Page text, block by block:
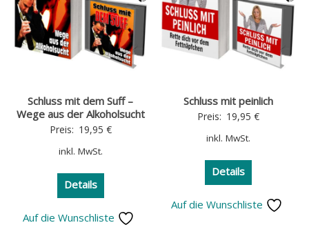
Schluss mit dem Suff –
Wege aus der Alkoholsucht
Preis: 19,95 €
inkl. MwSt.
Details
Auf die Wunschliste
Schluss mit peinlich
Preis: 19,95€
inkl. MwSt.
Details
Auf die Wunschliste